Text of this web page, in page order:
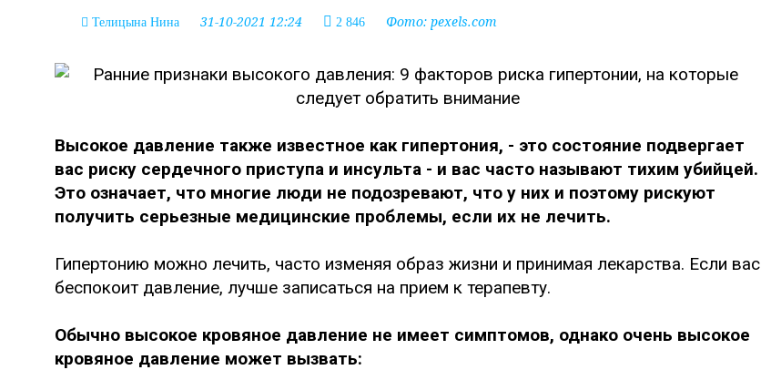
Телицына Нина 31-10-2021 12:24 2 846 Фото: pexels.com
Высокое давление также известное как гипертония, - это состояние подвергает
вас риску сердечного приступа и инсульта - и вас часто называют тихим убийцей.
Это означает, что многие люди не подозревают, что у них и поэтому рискуют
получить серьезные медицинские проблемы, если их не лечить.
Гипертонию можно лечить, часто изменяя образ жизни и принимая лекарства. Если вас
беспокоит давление, лучше записаться на прием к терапевту.
Обычно высокое кровяное давление не имеет симптомов, однако очень высокое
кровяное давление может вызвать: